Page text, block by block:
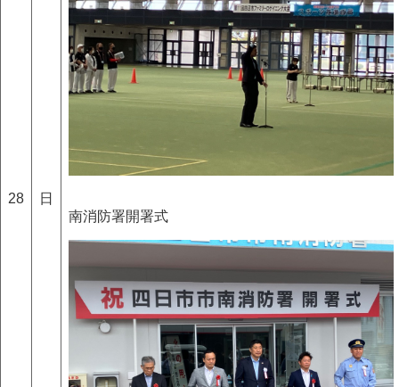
28 日
南消防署開署式